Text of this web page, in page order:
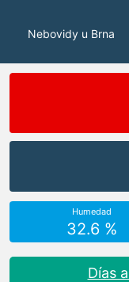
Nebovidy u Brna
Humedad
32.6 %
Días